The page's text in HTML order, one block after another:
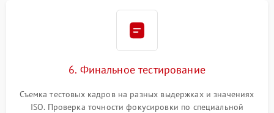
6. Финальное тестирование
Съемка тестовых кадров на разных выдержках и значениях
ISO. Проверка точности фокусировки по специальной